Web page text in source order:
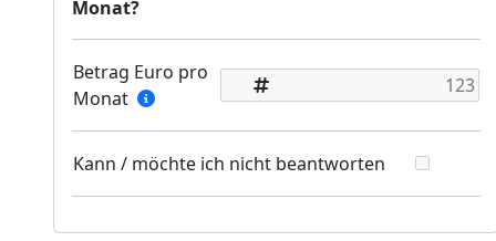
Monat?
Betrag Euro pro
Monat
Kann / möchte ich nicht beantworten